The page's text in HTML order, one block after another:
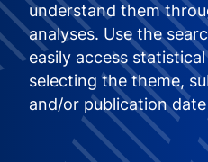
understand them
analyses. Use the
easily access
selecting the theme,
and/or publication